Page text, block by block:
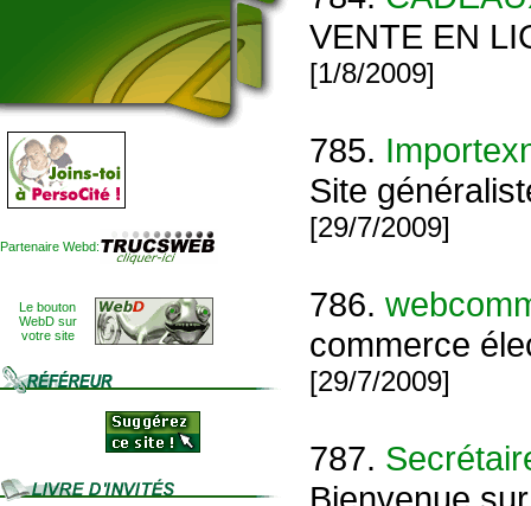
Partenaire Webd:
Le bouton
WebD sur
votre site
VENTE EN
[1/8/2009]
785.
Site
[29/7/2009]
786.
commerce
[29/7/2009]
787.